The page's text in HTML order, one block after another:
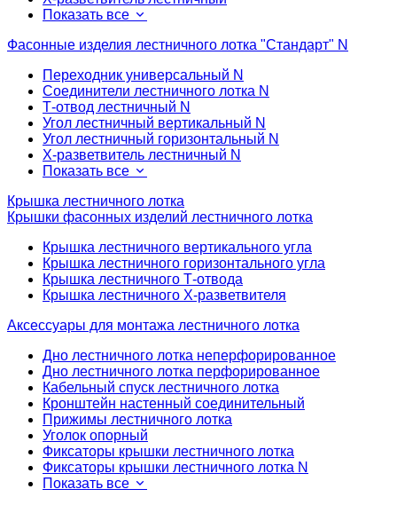
Показать все
Фасонные изделия лестничного лотка "Стандарт" N
Переходник универсальный N
Соединители лестничного лотка N
Т-отвод лестничный N
Угол лестничный вертикальный N
Угол лестничный горизонтальный N
Х-разветвитель лестничный N
Показать все
Крышка лестничного лотка
Крышки фасонных изделий лестничного лотка
Крышка лестничного вертикального угла
Крышка лестничного горизонтального угла
Крышка лестничного Т-отвода
Крышка лестничного Х-разветвителя
Аксессуары для монтажа лестничного лотка
Дно лестничного лотка неперфорированное
Дно лестничного лотка перфорированное
Кабельный спуск лестничного лотка
Кронштейн настенный соединительный
Прижимы лестничного лотка
Уголок опорный
Фиксаторы крышки лестничного лотка
Фиксаторы крышки лестничного лотка N
Показать все